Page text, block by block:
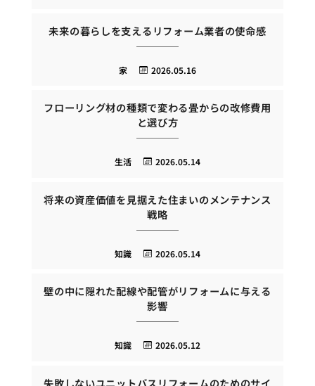
未来の暮らしを支えるリフォーム業者の使命感
2026.05.16
家
フローリング材の種類で変わる畳からの改修費用
と選び方
2026.05.14
生活
将来の資産価値を見据えた住まいのメンテナンス
戦略
2026.05.14
知識
壁の中に隠れた配線や配管がリフォームに与える
影響
2026.05.12
知識
失敗しないユニットバスリフォームのためのサイ